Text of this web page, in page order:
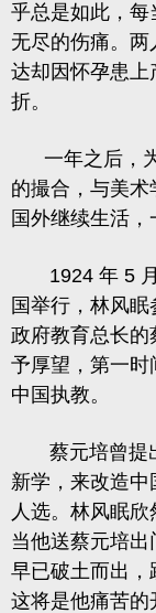
乎总是如此，每
无尽的伤痛。
达却因怀孕患上
折。
一年之后，为
的撮合，与美
国外继续生活，
1924 年 5 月
国举行，林风
政府教育总长
予厚望，第一时
中国执教。
蔡元培曾提出
新学，来改造
人选。林风眠
当他送蔡元培出
早已破土而出，
这将是他痛苦的